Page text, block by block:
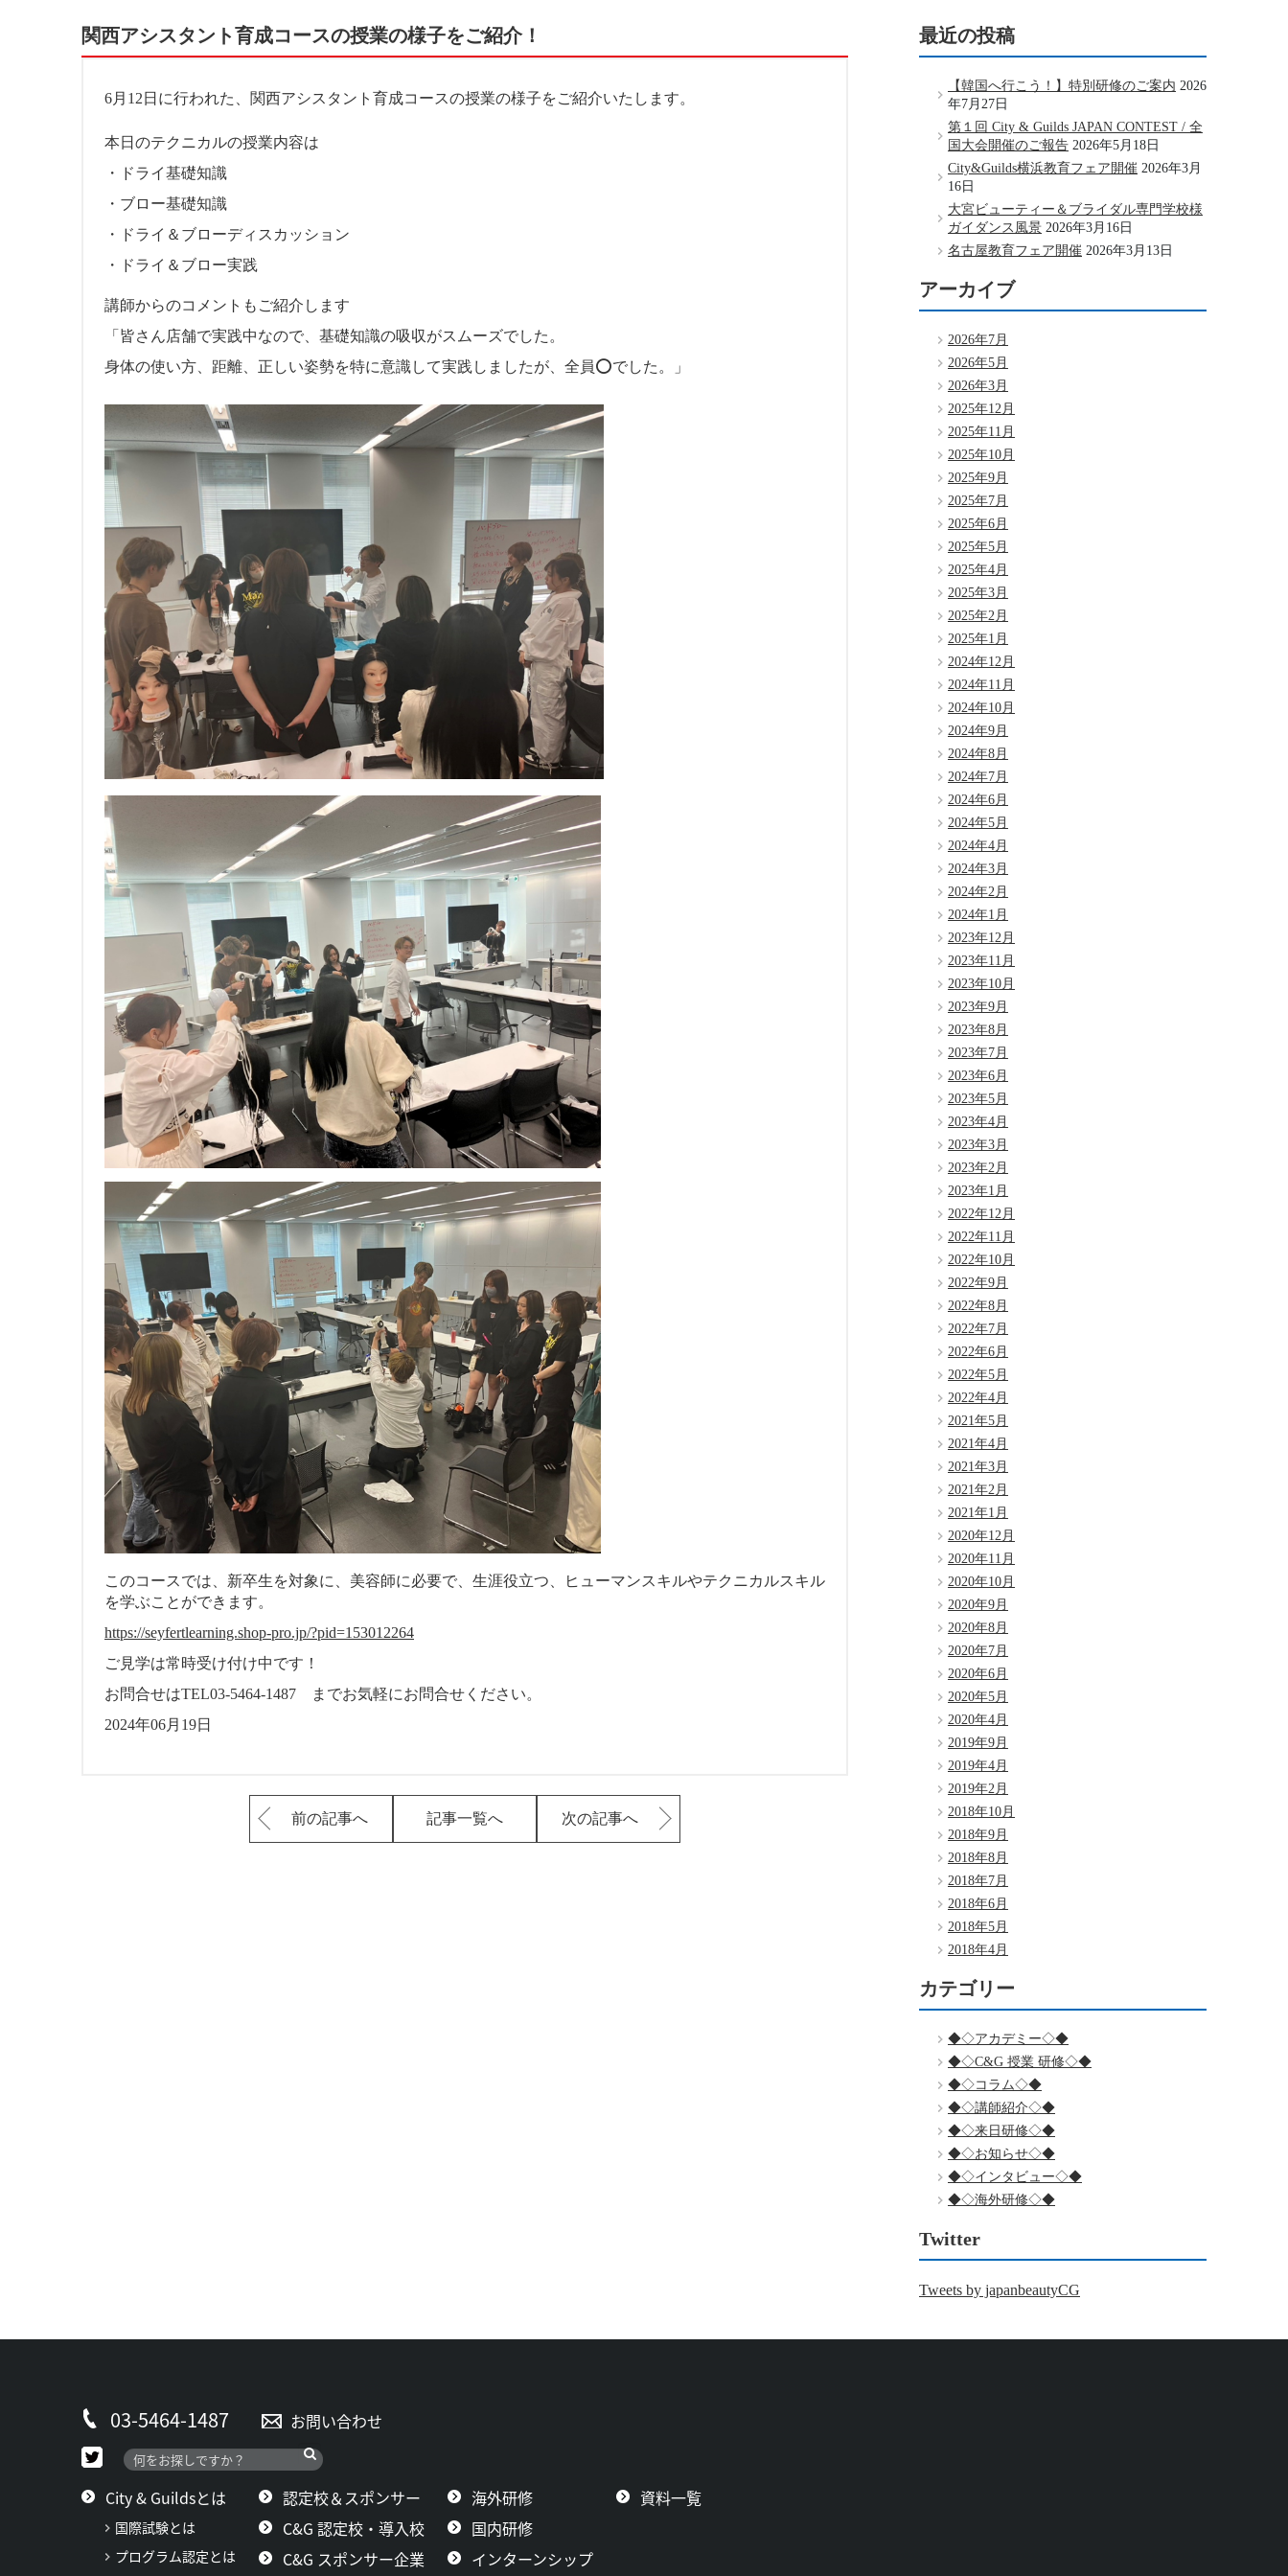
関西アシスタント育成コースの授業の様子をご紹介！
6月12日に行われた、関西アシスタント育成コースの授業の様子をご紹介いたします。
本日のテクニカルの授業内容は
・ドライ基礎知識
・ブロー基礎知識
・ドライ＆ブローディスカッション
・ドライ＆ブロー実践
講師からのコメントもご紹介します
「皆さん店舗で実践中なので、基礎知識の吸収がスムーズでした。
身体の使い方、距離、正しい姿勢を特に意識して実践しましたが、全員⭕でした。」
このコースでは、新卒生を対象に、美容師に必要で、生涯役立つ、ヒューマンスキルやテクニカルスキル
を学ぶことができます。
https://seyfertlearning.shop-pro.jp/?pid=153012264
ご見学は常時受け付け中です！
お問合せはTEL03-5464-1487 までお気軽にお問合せください。
2024年06月19日
前の記事へ 記事一覧へ 次の記事へ
最近の投稿
【韓国へ行こう！】特別研修のご案内 2026
年7月27日
第１回 City & Guilds JAPAN CONTEST / 全
国大会開催のご報告 2026年5月18日
City&Guilds横浜教育フェア開催 2026年3月
16日
大宮ビューティー＆ブライダル専門学校様
ガイダンス風景 2026年3月16日
名古屋教育フェア開催 2026年3月13日
アーカイブ
2026年7月
2026年5月
2026年3月
2025年12月
2025年11月
2025年10月
2025年9月
2025年7月
2025年6月
2025年5月
2025年4月
2025年3月
2025年2月
2025年1月
2024年12月
2024年11月
2024年10月
2024年9月
2024年8月
2024年7月
2024年6月
2024年5月
2024年4月
2024年3月
2024年2月
2024年1月
2023年12月
2023年11月
2023年10月
2023年9月
2023年8月
2023年7月
2023年6月
2023年5月
2023年4月
2023年3月
2023年2月
2023年1月
2022年12月
2022年11月
2022年10月
2022年9月
2022年8月
2022年7月
2022年6月
2022年5月
2022年4月
2021年5月
2021年4月
2021年3月
2021年2月
2021年1月
2020年12月
2020年11月
2020年10月
2020年9月
2020年8月
2020年7月
2020年6月
2020年5月
2020年4月
2019年9月
2019年4月
2019年2月
2018年10月
2018年9月
2018年8月
2018年7月
2018年6月
2018年5月
2018年4月
カテゴリー
◆◇アカデミー◇◆
◆◇C&G 授業 研修◇◆
◆◇コラム◇◆
◆◇講師紹介◇◆
◆◇来日研修◇◆
◆◇お知らせ◇◆
◆◇インタビュー◇◆
◆◇海外研修◇◆
Twitter
Tweets by japanbeautyCG
03-5464-1487 お問い合わせ
City & Guildsとは
国際試験とは
プログラム認定とは
認定校＆スポンサー
C&G 認定校・導入校
C&G スポンサー企業
海外研修
国内研修
インターンシップ
資料一覧